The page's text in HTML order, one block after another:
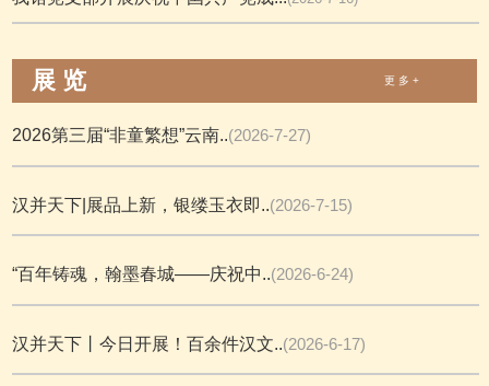
展 览 更 多 +
2026第三届“非童繁想”云南..(2026-7-27)
汉并天下|展品上新，银缕玉衣即..(2026-7-15)
“百年铸魂，翰墨春城——庆祝中..(2026-6-24)
汉并天下丨今日开展！百余件汉文..(2026-6-17)